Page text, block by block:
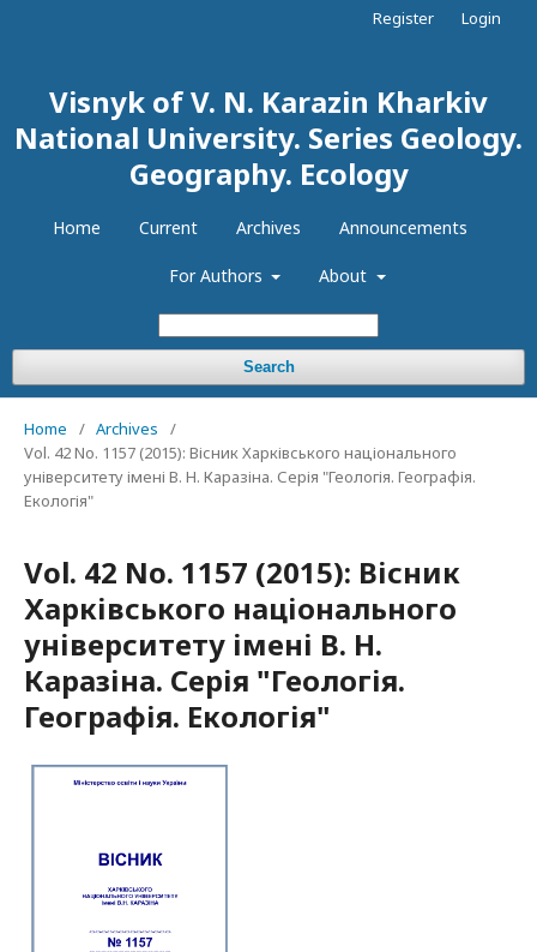
Visnyk of V. N. Karazin Kharkiv
National University. Series Geology.
Geography. Ecology
Home Current Archives Announcements
For Authors About
Search
Register Login
Home / Archives
/
Vol. 42 No. 1157 (2015): Вісник Харківського національного
університету імені В. Н. Каразіна. Серія "Геологія. Географія.
Екологія"
Vol. 42 No. 1157 (2015): Вісник
Харківського національного
університету імені В. Н.
Каразіна. Серія "Геологія.
Географія. Екологія"